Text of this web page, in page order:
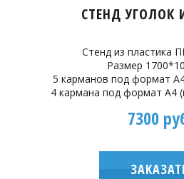
СТЕНД УГОЛОК
Стенд из пластика
Размер
5 карманов под формат
4 кармана под формат А4
7300